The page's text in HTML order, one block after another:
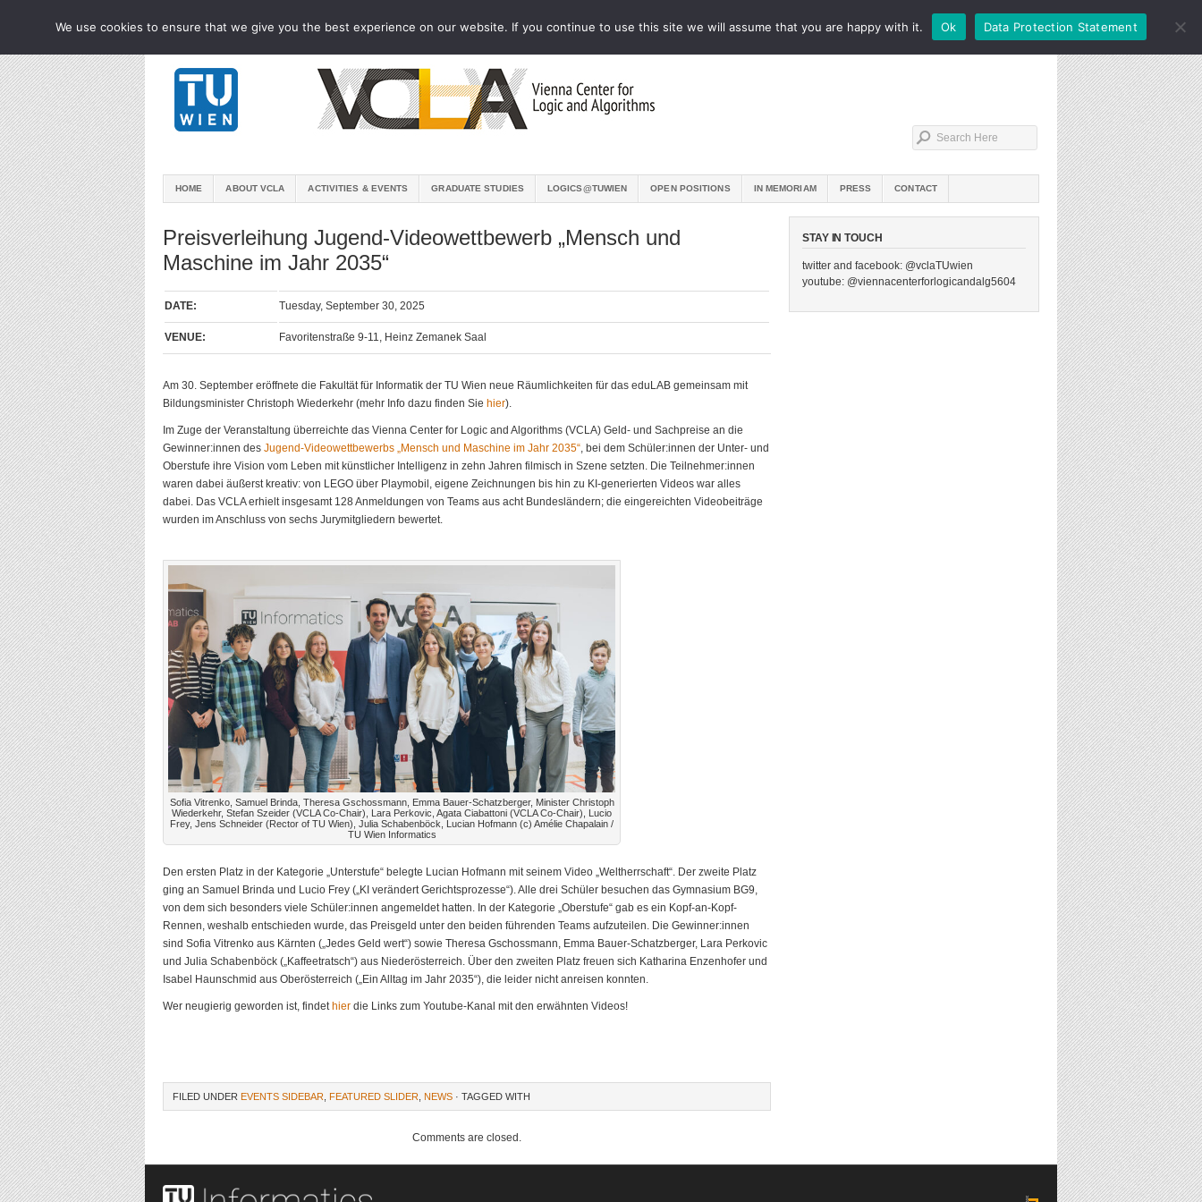
HOME ABOUT VCLA ACTIVITIES & EVENTS GRADUATE STUDIES LOGICS@TUWIEN OPEN POSITIONS IN MEMORIAM PRESS CONTACT
Preisverleihung Jugend-Videowettbewerb „Mensch und
Maschine im Jahr 2035“
DATE: Tuesday, September 30, 2025
VENUE: Favoritenstraße 9-11, Heinz Zemanek Saal
Am 30. September eröffnete die Fakultät für Informatik der TU Wien neue Räumlichkeiten für das eduLAB gemeinsam mit
Bildungsminister Christoph Wiederkehr (mehr Info dazu finden Sie hier).
Im Zuge der Veranstaltung überreichte das Vienna Center for Logic and Algorithms (VCLA) Geld- und Sachpreise an die
Gewinner:innen des Jugend-Videowettbewerbs „Mensch und Maschine im Jahr 2035“ , bei dem Schüler:innen der Unter- und
Oberstufe ihre Vision vom Leben mit künstlicher Intelligenz in zehn Jahren filmisch in Szene setzten. Die Teilnehmer:innen
waren dabei äußerst kreativ: von LEGO über Playmobil, eigene Zeichnungen bis hin zu KI-generierten Videos war alles
dabei. Das VCLA erhielt insgesamt 128 Anmeldungen von Teams aus acht Bundesländern; die eingereichten Videobeiträge
wurden im Anschluss von sechs Jurymitgliedern bewertet.
Sofia Vitrenko, Samuel Brinda, Theresa Gschossmann, Emma Bauer-Schatzberger, Minister Christoph
Wiederkehr, Stefan Szeider (VCLA Co-Chair), Lara Perkovic, Agata Ciabattoni (VCLA Co-Chair), Lucio
Frey, Jens Schneider (Rector of TU Wien), Julia Schabenböck, Lucian Hofmann (c) Amélie Chapalain /
TU Wien Informatics
Den ersten Platz in der Kategorie „Unterstufe“ belegte Lucian Hofmann mit seinem Video „Weltherrschaft“. Der zweite Platz
ging an Samuel Brinda und Lucio Frey („KI verändert Gerichtsprozesse“). Alle drei Schüler besuchen das Gymnasium BG9,
von dem sich besonders viele Schüler:innen angemeldet hatten. In der Kategorie „Oberstufe“ gab es ein Kopf-an-Kopf-
Rennen, weshalb entschieden wurde, das Preisgeld unter den beiden führenden Teams aufzuteilen. Die Gewinner:innen
sind Sofia Vitrenko aus Kärnten („Jedes Geld wert“) sowie Theresa Gschossmann, Emma Bauer-Schatzberger, Lara Perkovic
und Julia Schabenböck („Kaffeetratsch“) aus Niederösterreich. Über den zweiten Platz freuen sich Katharina Enzenhofer und
Isabel Haunschmid aus Oberösterreich („Ein Alltag im Jahr 2035“), die leider nicht anreisen konnten.
Wer neugierig geworden ist, findet hier die Links zum Youtube-Kanal mit den erwähnten Videos!
FILED UNDER EVENTS SIDEBAR FEATURED SLIDER NEWS · TAGGED WITH
Comments are closed.
STAY IN TOUCH
twitter and facebook: @vclaTUwien
youtube: @viennacenterforlogicandalg5604
We use cookies to ensure that we give you the best experience on our website. If you continue to use this site we will assume that you are happy with it. Ok Data Protection Statement